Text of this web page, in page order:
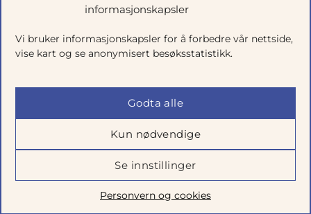
informasjonskapsler
Vi bruker informasjonskapsler for å forbedre vår nettside,
vise kart og se anonymisert besøksstatistikk.
Godta alle
Kun nødvendige
Se innstillinger
Personvern og cookies
Salgsbetingelser|Personvern|Cookie-innstillinger
Utviklet avTalkto